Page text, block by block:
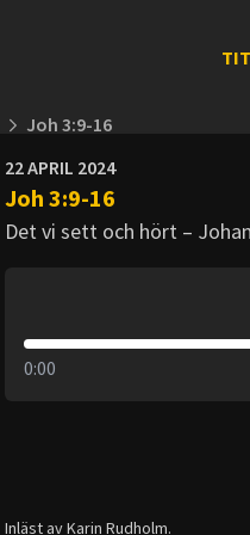
Joh 3:9-16
22 APRIL 2024
Joh 3:9-16
Det vi sett och hört –
0:00
Inläst av Karin Rudholm.